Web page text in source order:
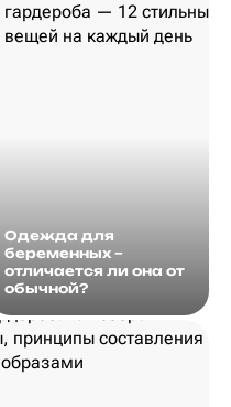
Одежда для
беременных –
отличается ли она от
обычной?